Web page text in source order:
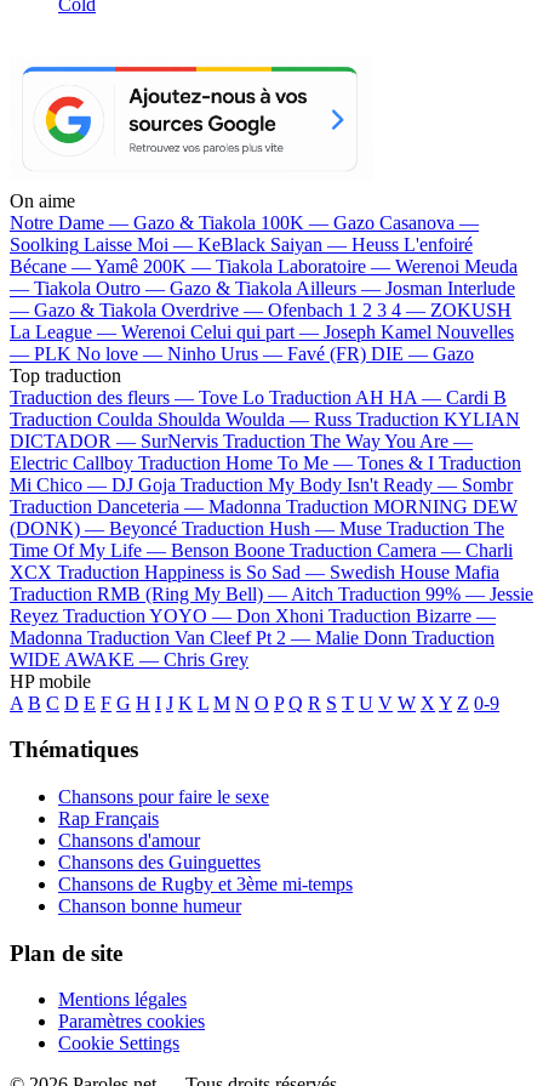
On aime
Notre Dame — Gazo & Tiakola 100K — Gazo Casanova —
Soolking Laisse Moi — KeBlack Saiyan — Heuss L'enfoiré
Bécane —Yamê 200K — Tiakola Laboratoire — Werenoi Meuda
— Tiakola Outro — Gazo & Tiakola Ailleurs — Josman Interlude
— Gazo & Tiakola Overdrive — Ofenbach 1 2 3 4 — ZOKUSH
La League — Werenoi Celui qui part — Joseph Kamel Nouvelles
— PLK No love — Ninho Urus — Favé (FR) DIE — Gazo
Top traduction
Traduction des fleurs — Tove Lo Traduction AH HA — Cardi B
Traduction Coulda Shoulda Woulda — Russ Traduction KYLIAN
DICTADOR — SurNervis Traduction The Way You Are —
Electric Callboy Traduction Home To Me — Tones & I Traduction
Mi Chico — DJ Goja Traduction My Body Isn't Ready — Sombr
Traduction Danceteria — Madonna Traduction MORNING DEW
(DONK) — Beyoncé Traduction Hush — Muse Traduction The
Time Of My Life — Benson Boone Traduction Camera — Charli
XCX Traduction Happiness is So Sad — Swedish House Mafia
Traduction RMB (Ring My Bell) — Aitch Traduction 99% — Jessie
Reyez Traduction YOYO — Don Xhoni Traduction Bizarre —
Madonna Traduction Van Cleef Pt 2 — Malie Donn Traduction
WIDE AWAKE — Chris Grey
HP mobile
A B C D E F G H I J K L M N O P Q R S T U V W X Y Z 0-9
Thématiques
Chansons pour faire le sexe
Rap Français
Chansons d'amour
Chansons des Guinguettes
Chansons de Rugby et 3ème mi-temps
Chanson bonne humeur
Plan de site
Mentions légales
Paramètres cookies
Cookie Settings